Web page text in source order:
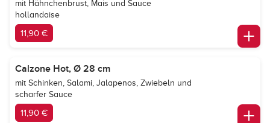
mit Hähnchenbrust, Mais und Sauce
hollandaise
11,90 €
Calzone Hot, Ø 28 cm
mit Schinken, Salami, Jalapenos, Zwiebeln und
scharfer Sauce
11,90 €